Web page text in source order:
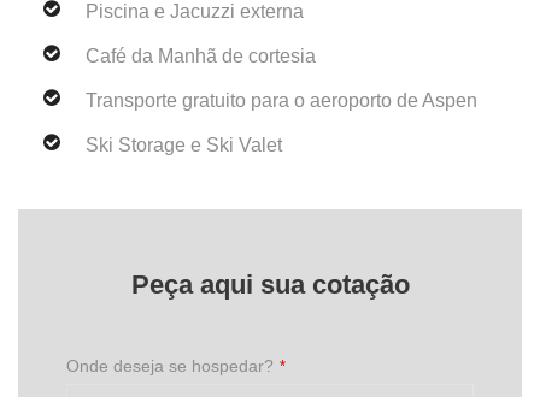
Piscina e Jacuzzi externa
Café da Manhã de cortesia
Transporte gratuito para o aeroporto de Aspen
Ski Storage e Ski Valet
Peça aqui sua cotação
Onde deseja se hospedar? *